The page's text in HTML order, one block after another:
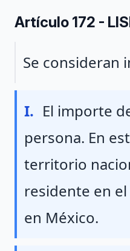
Artículo 172 -
Párrafo 1
Se consideran
Fraccion I
I. El importe
persona. En
territorio
residente en
en México.